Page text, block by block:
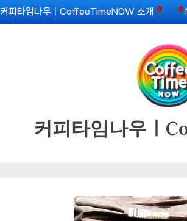
커피타임나우ㅣCoffeeTimeNOW 소개
커피타임나우ㅣ